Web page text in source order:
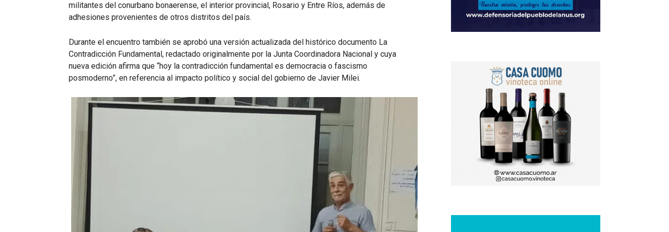
militantes del conurbano bonaerense, el interior provincial, Rosario y Entre Ríos, además de
adhesiones provenientes de otros distritos del país.
Durante el encuentro también se aprobó una versión actualizada del histórico documento La
Contradicción Fundamental, redactado originalmente por la Junta Coordinadora Nacional y cuya
nueva edición afirma que “hoy la contradicción fundamental es democracia o fascismo
posmoderno”, en referencia al impacto político y social del gobierno de Javier Milei.